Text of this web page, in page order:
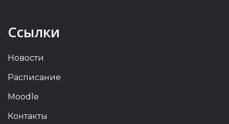
Ссылки
Новости
Расписание
Moodle
Контакты